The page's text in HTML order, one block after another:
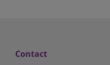
Contact